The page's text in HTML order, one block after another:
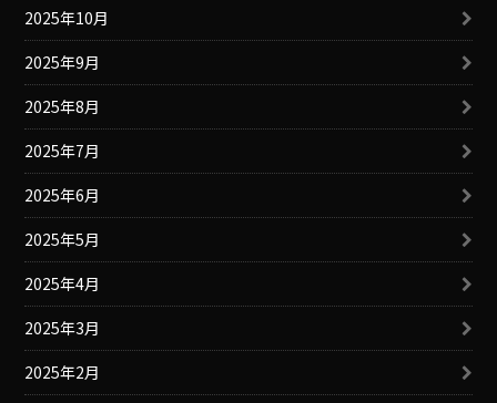
2025年10月
2025年9月
2025年8月
2025年7月
2025年6月
2025年5月
2025年4月
2025年3月
2025年2月